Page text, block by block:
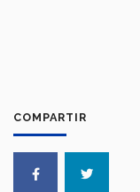
COMPARTIR